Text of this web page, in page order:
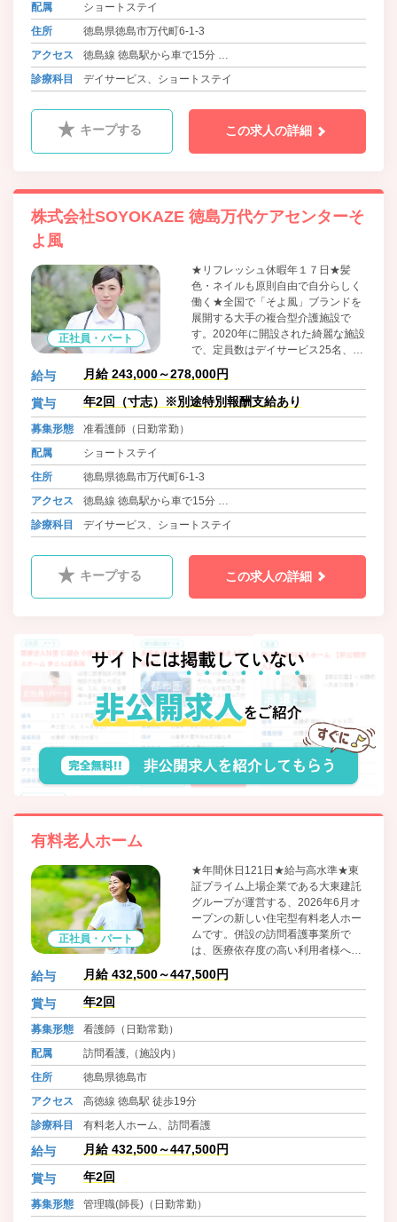
地域に根差した安心のケアを提供し
ています。
配属
ショートステイ
住所
徳島県徳島市万代町6-1-3
アクセス
徳島線 徳島駅から車で15分
バス 万代町5丁目バス停 徒歩1分
診療科目 デイサービス、ショートステイ
キープする この求人の詳細
株式会社SOYOKAZE 徳島万代ケアセンターそ
よ風
正社員・パート
★リフレッシュ休暇年１７日★髪
色・ネイルも原則自由で自分らしく
働く★全国で「そよ風」ブランドを
展開する大手の複合型介護施設で
す。2020年に開設された綺麗な施設
で、定員数はデイサービス25名、シ
ョートステイ20名とアットホームな
規模感が特徴です。多職種との連携
がスムーズで、職種を超えて相談し
く、お買い物にも便利な好立地で、
ています。
給与 月給 243,000～278,000円
賞与 年2回（寸志）※別途特別報酬支給あり
募集形態
准看護師（日勤常勤）
配属
ショートステイ
住所
徳島県徳島市万代町6-1-3
アクセス
徳島線 徳島駅から車で15分
バス 万代町5丁目バス停 徒歩1分
診療科目 デイサービス、ショートステイ
キープする この求人の詳細
有料老人ホーム
正社員・パート
★年間休日121日★給与高水準★東
証プライム上場企業である大東建託
グループが運営する、2026年6月オ
ープンの新しい住宅型有料老人ホー
ムです。併設の訪問看護事業所で
は、医療依存度の高い利用者様への
ケアに注力しており、緩和ケアや人
工呼吸器管理といった専門的な看護
たい方に最適な環境です。
給与 月給 432,500～447,500円
賞与 年2回
募集形態
看護師（日勤常勤）
配属
訪問看護,（施設内）
住所
徳島県徳島市
アクセス
高徳線 徳島駅 徒歩19分
診療科目
有料老人ホーム、訪問看護
給与 月給 432,500～447,500円
賞与 年2回
募集形態
管理職(師長)（日勤常勤）